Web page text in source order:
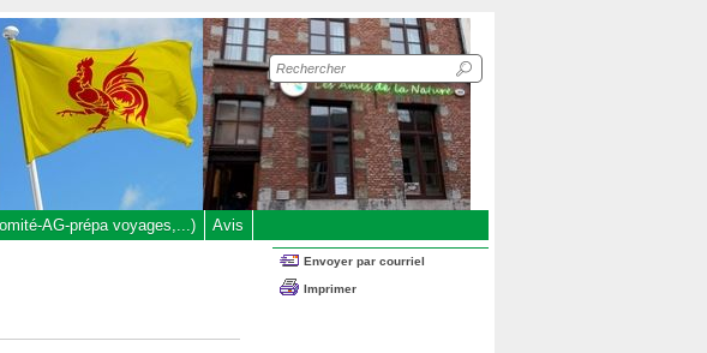
Recherche
sur
le
site
AG-prépa voyages,...) Avis
Envoyer par courriel
Imprimer